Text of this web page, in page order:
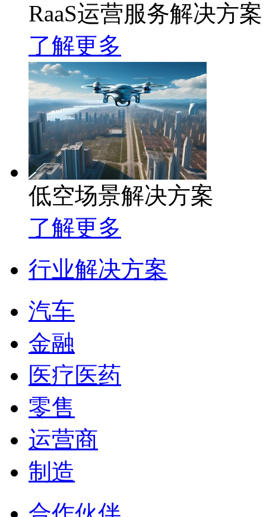
RaaS运营服务解决方案
了解更多
低空场景解决方案
了解更多
行业解决方案
汽车
金融
医疗医药
零售
运营商
制造